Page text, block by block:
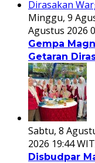
Minggu, 9
Agustus 2026
Gempa
Getaran
Sabtu, 8
2026 19:44
Disbudpar